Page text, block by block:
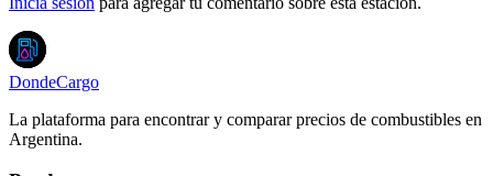
DondeCargo
La plataforma para encontrar y comparar precios de combustibles en
Argentina.